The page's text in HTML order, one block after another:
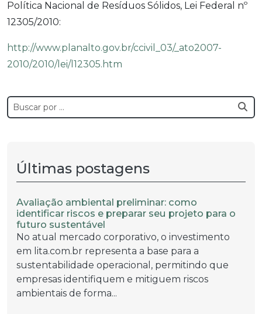
Política Nacional de Resíduos Sólidos, Lei Federal nº
12305/2010:
http://www.planalto.gov.br/ccivil_03/_ato2007-
2010/2010/lei/l12305.htm
Últimas postagens
Avaliação ambiental preliminar: como
identificar riscos e preparar seu projeto para o
futuro sustentável
No atual mercado corporativo, o investimento
em lita.com.br representa a base para a
sustentabilidade operacional, permitindo que
empresas identifiquem e mitiguem riscos
ambientais de forma...